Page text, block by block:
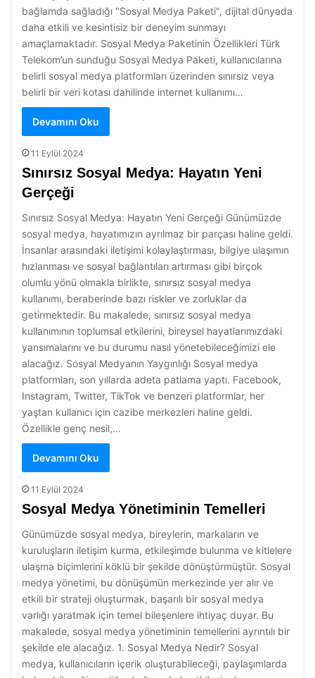
bağlamda sağladığı "Sosyal Medya Paketi", dijital dünyada
daha etkili ve kesintisiz bir deneyim sunmayı
amaçlamaktadır. Sosyal Medya Paketinin Özellikleri Türk
Telekom’un sunduğu Sosyal Medya Paketi, kullanıcılarına
belirli sosyal medya platformları üzerinden sınırsız veya
belirli bir veri kotası dahilinde internet kullanımı…
Devamını Oku
11 Eylül 2024
Sınırsız Sosyal Medya: Hayatın Yeni
Gerçeği
Sınırsız Sosyal Medya: Hayatın Yeni Gerçeği Günümüzde
sosyal medya, hayatımızın ayrılmaz bir parçası haline geldi.
İnsanlar arasındaki iletişimi kolaylaştırması, bilgiye ulaşımın
hızlanması ve sosyal bağlantıları artırması gibi birçok
olumlu yönü olmakla birlikte, sınırsız sosyal medya
kullanımı, beraberinde bazı riskler ve zorluklar da
getirmektedir. Bu makalede, sınırsız sosyal medya
kullanımının toplumsal etkilerini, bireysel hayatlarımızdaki
yansımalarını ve bu durumu nasıl yönetebileceğimizi ele
alacağız. Sosyal Medyanın Yaygınlığı Sosyal medya
platformları, son yıllarda adeta patlama yaptı. Facebook,
Instagram, Twitter, TikTok ve benzeri platformlar, her
yaştan kullanıcı için cazibe merkezleri haline geldi.
Özellikle genç nesil,…
Devamını Oku
11 Eylül 2024
Sosyal Medya Yönetiminin Temelleri
Günümüzde sosyal medya, bireylerin, markaların ve
kuruluşların iletişim kurma, etkileşimde bulunma ve kitlelere
ulaşma biçimlerini köklü bir şekilde dönüştürmüştür. Sosyal
medya yönetimi, bu dönüşümün merkezinde yer alır ve
etkili bir strateji oluşturmak, başarılı bir sosyal medya
varlığı yaratmak için temel bileşenlere ihtiyaç duyar. Bu
makalede, sosyal medya yönetiminin temellerini ayrıntılı bir
şekilde ele alacağız. 1. Sosyal Medya Nedir? Sosyal
medya, kullanıcıların içerik oluşturabileceği, paylaşımlarda